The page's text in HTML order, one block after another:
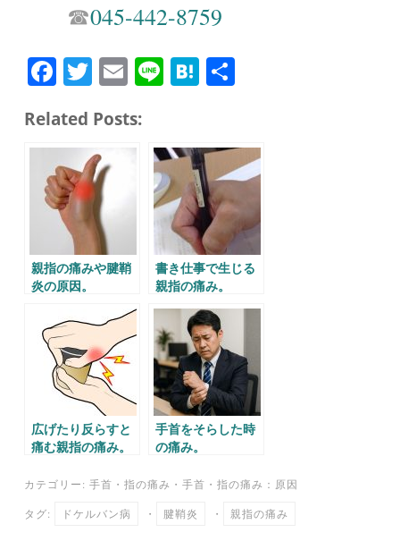
☎︎045-442-8759
Fa
bo
ok
T
tte
r
E
ail
Li H
a
Related Posts:
親指の痛みや腱鞘
炎の原因。
書き仕事で生じる
親指の痛み。
広げたり反らすと
痛む親指の痛み。
手首をそらした時
の痛み。
カテゴリー: 手首・指の痛み ・ 手首・指の痛み：原因
タグ: ドケルバン病 ・ 腱鞘炎 ・ 親指の痛み